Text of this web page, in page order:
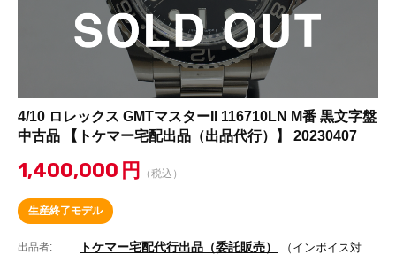
4/10 ロレックス GMTマスターII 116710LN M番 黒文字盤
中古品 【トケマー宅配出品（出品代行）】 20230407
1,400,000 円 （税込）
生産終了モデル
出品者: トケマー宅配代行出品（委託販売）
（インボイス対